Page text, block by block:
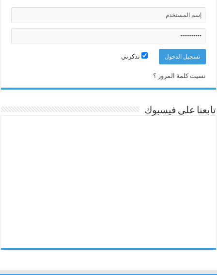
تذكرني
نسيت كلمة المرور ؟
تابعنا على فيسبوك